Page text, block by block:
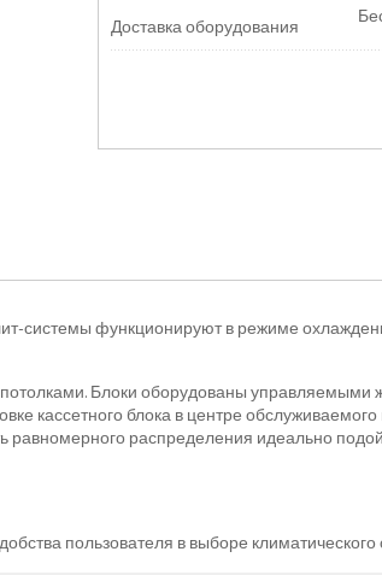
Доставка оборудования
системы функционируют в режиме
Блоки оборудованы управляемыми
кассетного блока в центре
равномерного распределения идеально
пользователя в выборе